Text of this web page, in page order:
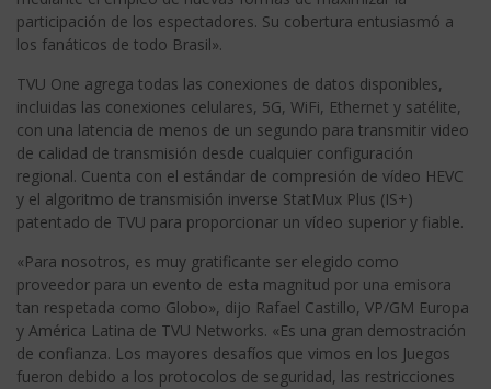
participación de los espectadores. Su cobertura entusiasmó a
los fanáticos de todo Brasil».
TVU One agrega todas las conexiones de datos disponibles,
incluidas las conexiones celulares, 5G, WiFi, Ethernet y satélite,
con una latencia de menos de un segundo para transmitir video
de calidad de transmisión desde cualquier configuración
regional. Cuenta con el estándar de compresión de vídeo HEVC
y el algoritmo de transmisión inverse StatMux Plus (IS+)
patentado de TVU para proporcionar un vídeo superior y fiable.
«Para nosotros, es muy gratificante ser elegido como
proveedor para un evento de esta magnitud por una emisora
tan respetada como Globo», dijo Rafael Castillo, VP/GM Europa
y América Latina de TVU Networks. «Es una gran demostración
de confianza. Los mayores desafíos que vimos en los Juegos
fueron debido a los protocolos de seguridad, las restricciones